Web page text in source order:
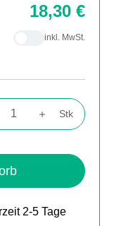
18,30 €
inkl. MwSt.
Stk
2-5 Tage